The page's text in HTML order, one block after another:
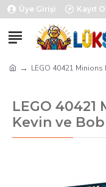
Üye Girişi Kayıt Ol
LEGO 40421
LEGO
Kevin ve Bob